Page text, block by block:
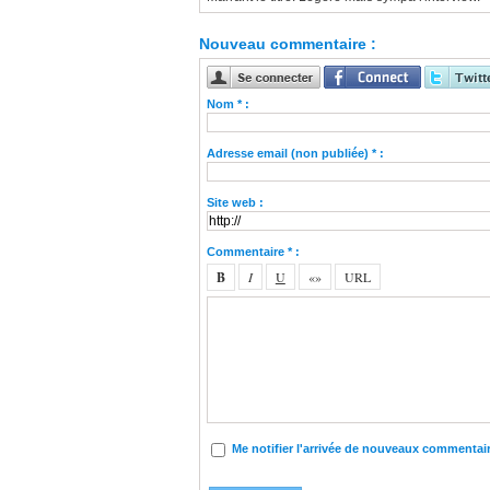
Nouveau commentaire :
Nom * :
Adresse email (non publiée) * :
Site web :
Commentaire * :
Me notifier l'arrivée de nouveaux